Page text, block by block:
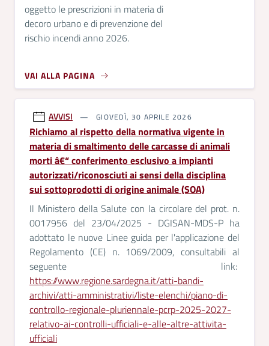
oggetto le prescrizioni in materia di
decoro urbano e di prevenzione del
rischio incendi anno 2026.
VAI ALLA PAGINA
AVVISI GIOVEDÌ, 30 APRILE 2026
Richiamo al rispetto della normativa vigente in
materia di smaltimento delle carcasse di animali
morti â€“ conferimento esclusivo a impianti
autorizzati/riconosciuti ai sensi della disciplina
sui sottoprodotti di origine animale (SOA)
Il Ministero della Salute con la circolare del prot. n.
0017956 del 23/04/2025 - DGISAN-MDS-P ha
adottato le nuove Linee guida per l'applicazione del
Regolamento (CE) n. 1069/2009, consultabili al
seguente link:
https://www.regione.sardegna.it/atti-bandi-
archivi/atti-amministrativi/liste-elenchi/piano-di-
controllo-regionale-pluriennale-pcrp-2025-2027-
relativo-ai-controlli-ufficiali-e-alle-altre-attivita-
ufficiali